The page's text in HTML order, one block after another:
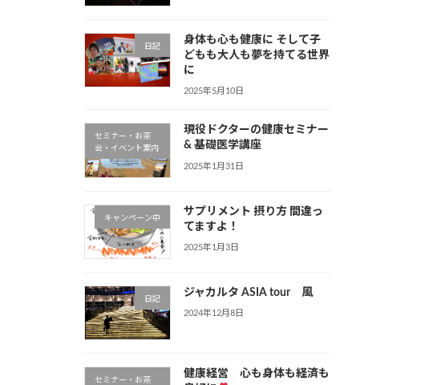
日記
身体も心も健康に そして子
どもも大人も夢を持てる世界
に
2025年5月10日
セミナー・お茶
会・イベント案内
現役ドクターの健康セミナー
& 基礎医学講座
2025年1月31日
キャンペーン中
サプリメント 摂り方 間違っ
てますよ！
2025年1月3日
日記
ジャカルタ ASIA tour 風
2024年12月8日
セミナー・お茶
健康経営 心も身体も経済も